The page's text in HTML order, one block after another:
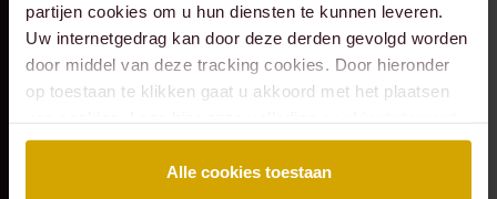
partijen cookies om u hun diensten te kunnen leveren.
Uw internetgedrag kan door deze derden gevolgd worden
door middel van deze tracking cookies. Door hieronder
op toestaan te klikken gaat u akkoord met het plaatsen
Alle cookies toestaan
Lexence heeft
Caddenz
geadviseerd bij de
Verkeer Service Zuid-
Lexence heeft
Sandee Groen
geadviseerd bij de
Scheybeeck als
aandeelhouder